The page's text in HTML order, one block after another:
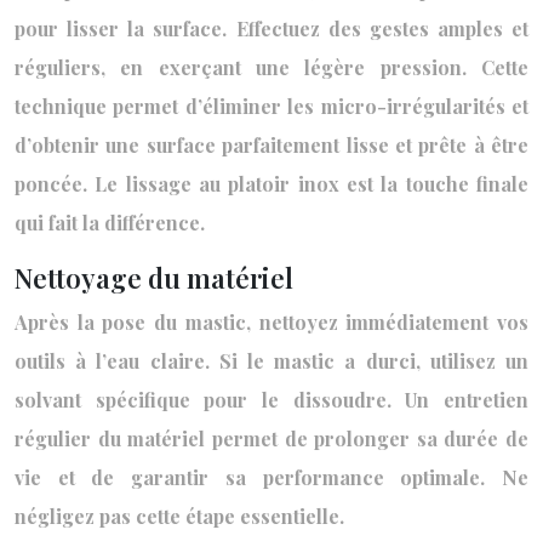
pour lisser la surface. Effectuez des gestes amples et
réguliers, en exerçant une légère pression. Cette
technique permet d’éliminer les micro-irrégularités et
d’obtenir une surface parfaitement lisse et prête à être
poncée. Le lissage au platoir inox est la touche finale
qui fait la différence.
Nettoyage du matériel
Après la pose du mastic, nettoyez immédiatement vos
outils à l’eau claire. Si le mastic a durci, utilisez un
solvant spécifique pour le dissoudre. Un entretien
régulier du matériel permet de prolonger sa durée de
vie et de garantir sa performance optimale. Ne
négligez pas cette étape essentielle.